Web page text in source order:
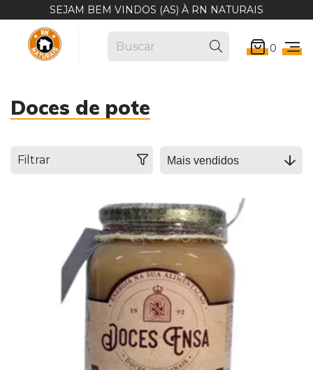
SEJAM BEM VINDOS (AS) À RN NATURAIS
0
Doces de pote
Filtrar